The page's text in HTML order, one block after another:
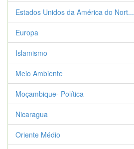
Estados Unidos da América do Nort...
Europa
Islamismo
Meio Ambiente
Moçambique- Política
Nicaragua
Oriente Médio